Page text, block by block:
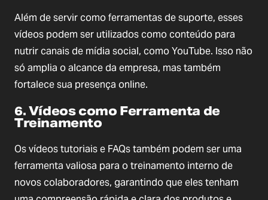
Além de servir como ferramentas de suporte, esses
vídeos podem ser utilizados como conteúdo para
nutrir canais de mídia social, como YouTube. Isso não
só amplia o alcance da empresa, mas também
fortalece sua presença online.
6. Vídeos como Ferramenta de
Treinamento
Os vídeos tutoriais e FAQs também podem ser uma
ferramenta valiosa para o treinamento interno de
novos colaboradores, garantindo que eles tenham